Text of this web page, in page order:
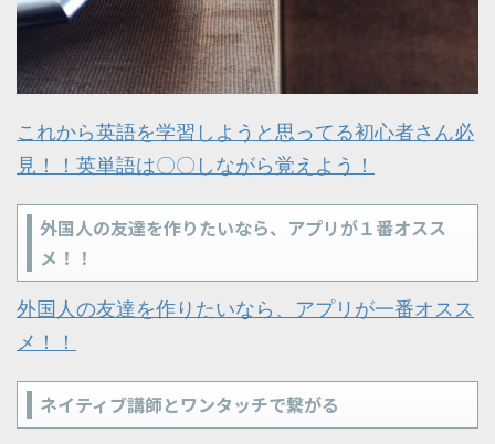
これから英語を学習しようと思ってる初心者さん必
見！！英単語は〇〇しながら覚えよう！
外国人の友達を作りたいなら、アプリが１番オスス
メ！！
外国人の友達を作りたいなら、アプリが一番オスス
メ！！
ネイティブ講師とワンタッチで繋がる